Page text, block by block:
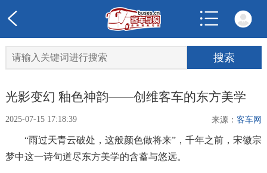
光影变幻 釉色神韵——创维客车的东方美学
2025-07-15 17:18:39 来源：客车网
“雨过天青云破处，这般颜色做将来”，千年之前，宋徽宗
梦中这一诗句道尽东方美学的含蓄与悠远。